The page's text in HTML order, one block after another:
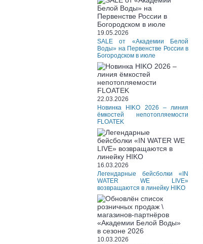
19.05.2026
SALE от «Академии Белой
Воды» на Первенстве России в
Богородском в июле
22.03.2026
Новинка HIKO 2026 – линия
ёмкостей непотопляемости
FLOATEK
16.03.2026
Легендарные бейсболки «IN
WATER WE LIVE»
возвращаются в линейку HIKO
10.03.2026